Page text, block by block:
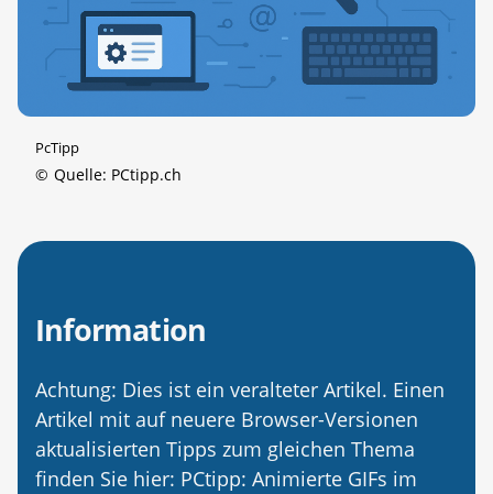
PcTipp
© Quelle: PCtipp.ch
Information
Achtung: Dies ist ein veralteter Artikel. Einen
Artikel mit auf neuere Browser-Versionen
aktualisierten Tipps zum gleichen Thema
finden Sie hier: PCtipp: Animierte GIFs im